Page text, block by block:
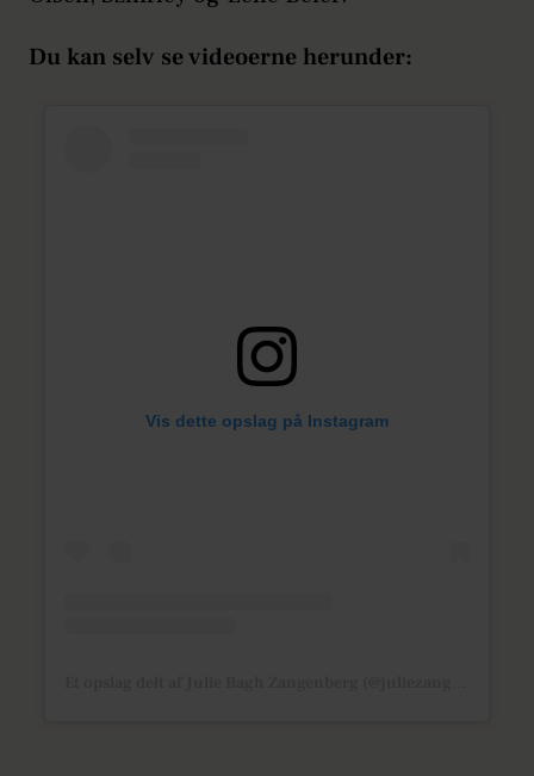
Du kan selv se videoerne herunder:
Vis dette opslag på Instagram